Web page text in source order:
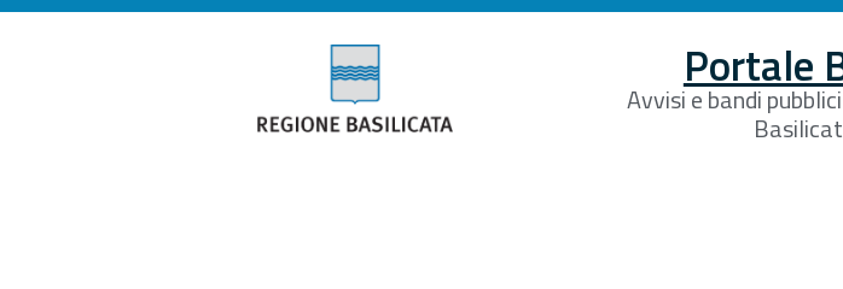
Portale
Avvisi e bandi